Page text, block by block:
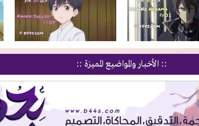
1, 2, 3 & 4of 10
:: الأخبار والمواضيع المميزة ::